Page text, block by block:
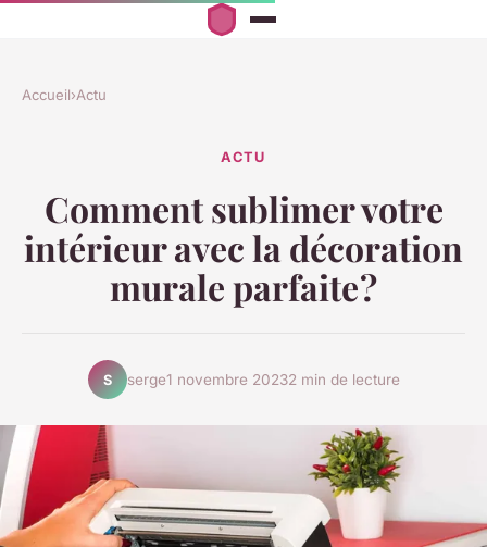
Accueil›Actu
ACTU
Comment sublimer votre
intérieur avec la décoration
murale parfaite ?
S serge1 novembre 20232 min de lecture